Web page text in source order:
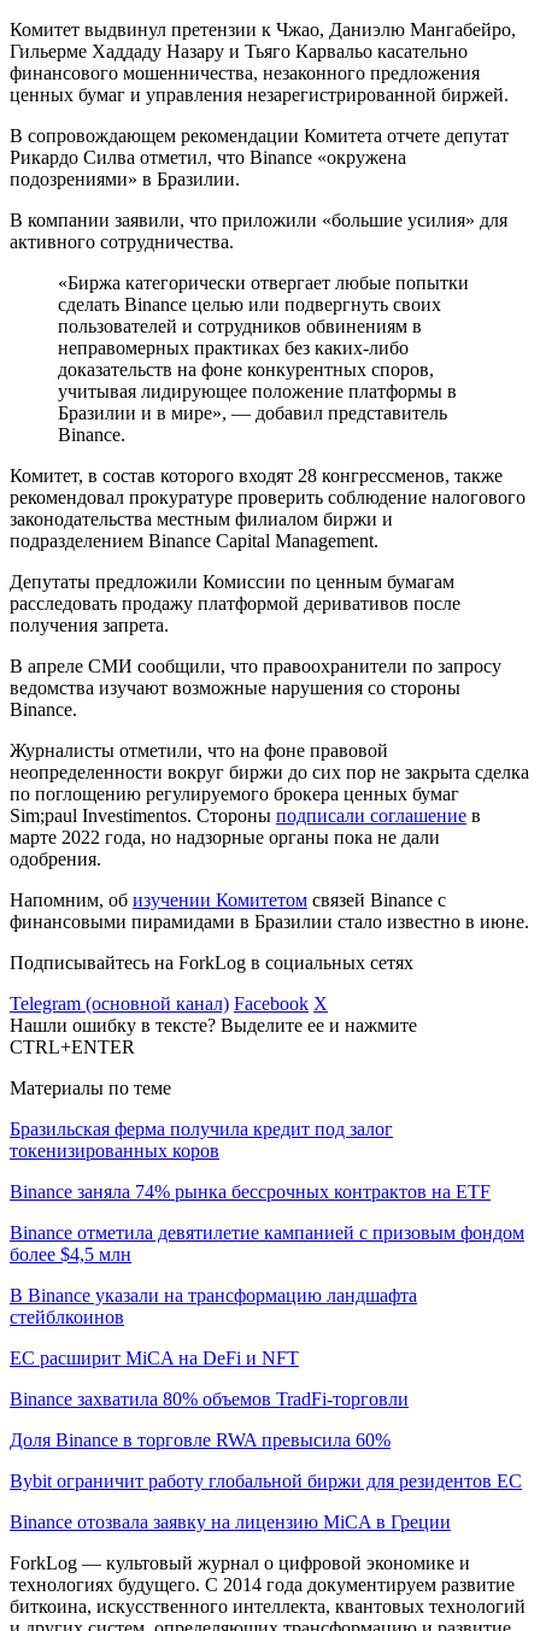
Комитет выдвинул претензии к Чжао, Даниэлю Мангабейро,
Гильерме Хаддаду Назару и Тьяго Карвальо касательно
финансового мошенничества, незаконного предложения
ценных бумаг и управления незарегистрированной биржей.
В сопровождающем рекомендации Комитета отчете депутат
Рикардо Силва отметил, что Binance «окружена
подозрениями» в Бразилии.
В компании заявили, что приложили «большие усилия» для
активного сотрудничества.
«Биржа категорически отвергает любые попытки
сделать Binance целью или подвергнуть своих
пользователей и сотрудников обвинениям в
неправомерных практиках без каких-либо
доказательств на фоне конкурентных споров,
учитывая лидирующее положение платформы в
Бразилии и в мире», — добавил представитель
Binance.
Комитет, в состав которого входят 28 конгрессменов, также
рекомендовал прокуратуре проверить соблюдение налогового
законодательства местным филиалом биржи и
подразделением Binance Capital Management.
Депутаты предложили Комиссии по ценным бумагам
расследовать продажу платформой деривативов после
получения запрета.
В апреле СМИ сообщили, что правоохранители по запросу
ведомства изучают возможные нарушения со стороны
Binance.
Журналисты отметили, что на фоне правовой
неопределенности вокруг биржи до сих пор не закрыта сделка
по поглощению регулируемого брокера ценных бумаг
Sim;paul Investimentos. Стороны подписали соглашение в
марте 2022 года, но надзорные органы пока не дали
одобрения.
Напомним, об изучении Комитетом связей Binance с
финансовыми пирамидами в Бразилии стало известно в июне.
Подписывайтесь на ForkLog в социальных сетях
Telegram (основной канал) Facebook X
Нашли ошибку в тексте? Выделите ее и нажмите
CTRL+ENTER
Материалы по теме
Бразильская ферма получила кредит под залог
токенизированных коров
Binance заняла 74% рынка бессрочных контрактов на ETF
Binance отметила девятилетие кампанией с призовым фондом
более $4,5 млн
В Binance указали на трансформацию ландшафта
стейблкоинов
ЕС расширит MiCA на DeFi и NFT
Binance захватила 80% объемов TradFi-торговли
Доля Binance в торговле RWA превысила 60%
Bybit ограничит работу глобальной биржи для резидентов ЕС
Binance отозвала заявку на лицензию MiCA в Греции
ForkLog — культовый журнал о цифровой экономике и
технологиях будущего. С 2014 года документируем развитие
биткоина, искусственного интеллекта, квантовых технологий